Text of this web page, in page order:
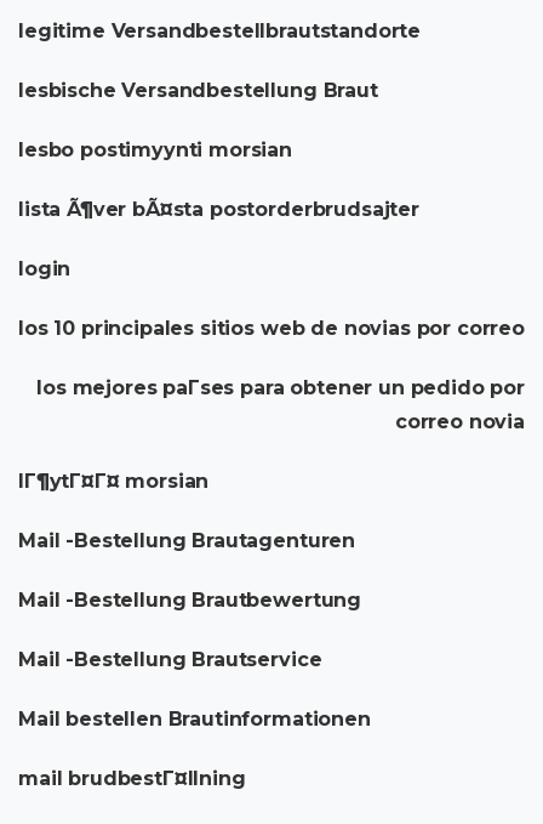
legitime Versandbestellbrautstandorte
lesbische Versandbestellung Braut
lesbo postimyynti morsian
lista Ã¶ver bÃ¤sta postorderbrudsajter
login
los 10 principales sitios web de novias por correo
los mejores paГ­ses para obtener un pedido por
correo novia
lГ¶ytГ¤Г¤ morsian
Mail -Bestellung Brautagenturen
Mail -Bestellung Brautbewertung
Mail -Bestellung Brautservice
Mail bestellen Brautinformationen
mail brudbestГ¤llning